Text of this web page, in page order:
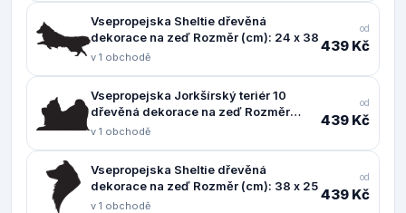
Vsepropejska Sheltie dřevěná
dekorace na zeď Rozměr (cm): 24 x 38
v 1 obchodě
od
439 Kč
Vsepropejska Jorkšírský teriér 10
dřevěná dekorace na zeď Rozměr
(cm): 24 x 38
v 1 obchodě
od
439 Kč
Vsepropejska Sheltie dřevěná
dekorace na zeď Rozměr (cm): 38 x 25
v 1 obchodě
od
439 Kč